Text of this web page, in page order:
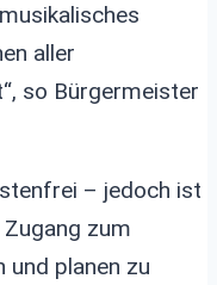
aller
so Bürgermeister
– jedoch ist
zum
und planen zu